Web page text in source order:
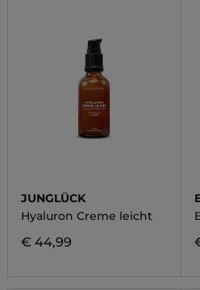
JUNGLÜCK
Hyaluron Creme leicht
€ 44,99